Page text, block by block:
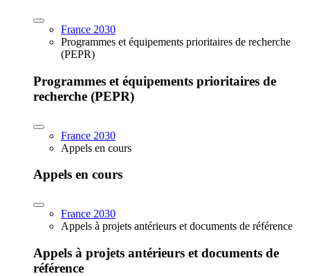
France 2030
Programmes et équipements prioritaires de recherche
(PEPR)
Programmes et équipements prioritaires de
recherche (PEPR)
France 2030
Appels en cours
Appels en cours
France 2030
Appels à projets antérieurs et documents de référence
Appels à projets antérieurs et documents de
référence